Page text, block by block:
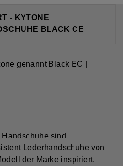
- KYTONE
BLACK CE
genannt Black EC |
sind
Lederhandschuhe von
der Marke inspiriert.